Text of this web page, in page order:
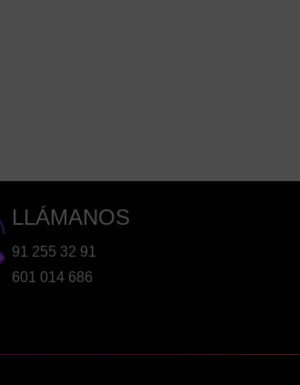
LLÁMANOS
91 255 32 91
601 014 686